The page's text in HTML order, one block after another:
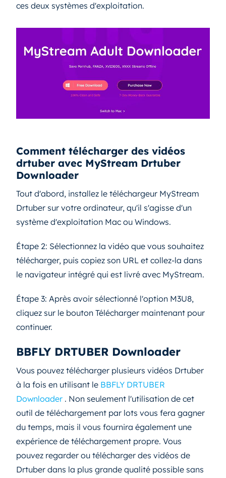
ces deux systèmes d'exploitation.
Comment télécharger des vidéos
drtuber avec MyStream Drtuber
Downloader
Tout d'abord, installez le téléchargeur MyStream
Drtuber sur votre ordinateur, qu'il s'agisse d'un
système d'exploitation Mac ou Windows.
Étape 2: Sélectionnez la vidéo que vous souhaitez
télécharger, puis copiez son URL et collez-la dans
le navigateur intégré qui est livré avec MyStream.
Étape 3: Après avoir sélectionné l'option M3U8,
cliquez sur le bouton Télécharger maintenant pour
continuer.
BBFLY DRTUBER Downloader
Vous pouvez télécharger plusieurs vidéos Drtuber
à la fois en utilisant le BBFLY DRTUBER
Downloader . Non seulement l'utilisation de cet
outil de téléchargement par lots vous fera gagner
du temps, mais il vous fournira également une
expérience de téléchargement propre. Vous
pouvez regarder ou télécharger des vidéos de
Drtuber dans la plus grande qualité possible sans